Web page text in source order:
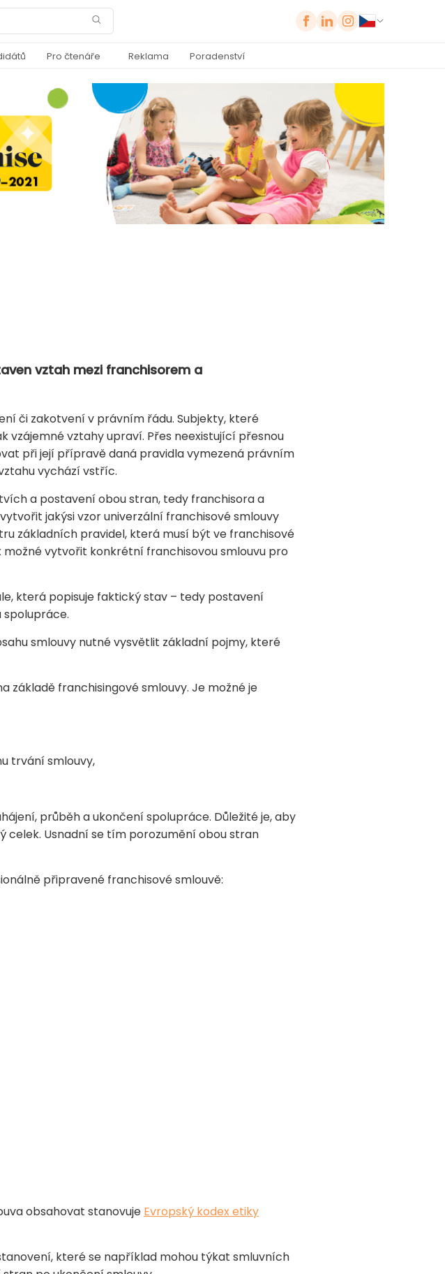
Pro čtenáře Reklama Poradenství
vztah mezi franchisorem a
či zakotvení v právním řádu. Subjekty, které
vzájemné vztahy upraví. Přes neexistující přesnou
při její přípravě daná pravidla vymezená právním
vychází vstříc.
a postavení obou stran, tedy franchisora a
jakýsi vzor univerzální franchisové smlouvy
základních pravidel, která musí být ve franchisové
vytvořit konkrétní franchisovou smlouvu pro
která popisuje faktický stav – tedy postavení
spolupráce.
smlouvy nutné vysvětlit základní pojmy, které
základě franchisingové smlouvy. Je možné je
trvání smlouvy,
průběh a ukončení spolupráce. Důležité je, aby
Usnadní se tím porozumění obou stran
připravené franchisové smlouvě:
obsahovat stanovuje Evropský kodex etiky
které se například mohou týkat smluvních